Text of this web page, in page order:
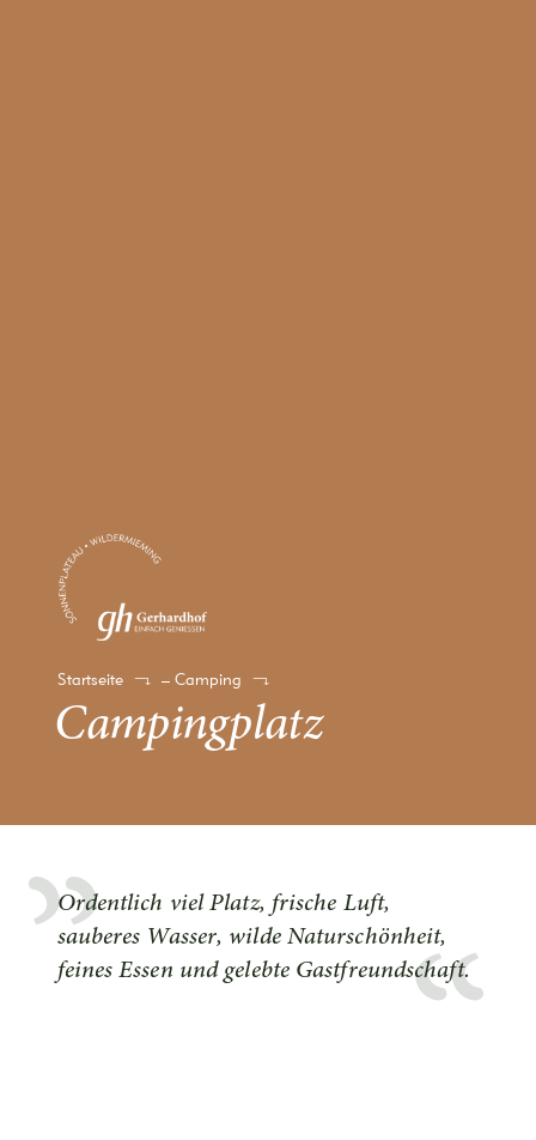
Startseite – Camping
Campingplatz
Ordentlich viel Platz, frische Luft,
sauberes Wasser, wilde Naturschönheit,
feines Essen und gelebte Gastfreundschaft.